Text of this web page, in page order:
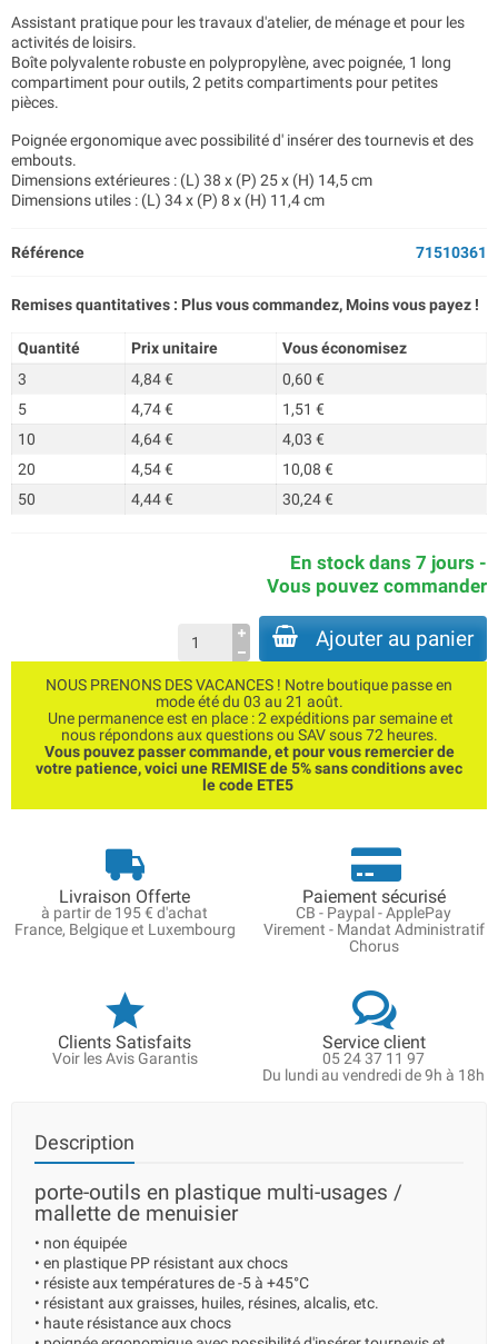
Assistant pratique pour les travaux d'atelier, de ménage et pour les
activités de loisirs.
Boîte polyvalente robuste en polypropylène, avec poignée, 1 long
compartiment pour outils, 2 petits compartiments pour petites
pièces.
Poignée ergonomique avec possibilité d' insérer des tournevis et des
embouts.
Dimensions extérieures : (L) 38 x (P) 25 x (H) 14,5 cm
Dimensions utiles : (L) 34 x (P) 8 x (H) 11,4 cm
Référence 71510361
Remises quantitatives : Plus vous commandez, Moins vous payez !
Quantité Prix unitaire
Vous économisez
3
4,84 €
0,60 €
5
4,74 €
1,51 €
10
4,64 €
4,03 €
20
4,54 €
10,08 €
50
4,44 € 30,24 €
En stock dans 7 jours -
Vous pouvez commander
Ajouter au panier
NOUS PRENONS DES VACANCES ! Notre boutique passe en
mode été du 03 au 21 août.
Une permanence est en place : 2 expéditions par semaine et
nous répondons aux questions ou SAV sous 72 heures.
Vous pouvez passer commande, et pour vous remercier de
votre patience, voici une REMISE de 5% sans conditions avec
le code ETE5
Livraison Offerte
à partir de 195 € d'achat
France, Belgique et Luxembourg
Paiement sécurisé
CB - Paypal - ApplePay
Virement - Mandat Administratif
Chorus
Clients Satisfaits
Voir les Avis Garantis
Service client
05 24 37 11 97
Du lundi au vendredi de 9h à 18h
Description
porte-outils en plastique multi-usages /
mallette de menuisier
• non équipée
• en plastique PP résistant aux chocs
• résiste aux températures de -5 à +45°C
• résistant aux graisses, huiles, résines, alcalis, etc.
• haute résistance aux chocs